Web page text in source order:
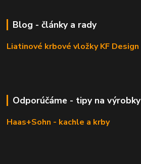
Blog - články a rady
Liatinové krbové vložky KF Design
Odporúčáme - tipy na výrobky
Haas+Sohn - kachle a krby